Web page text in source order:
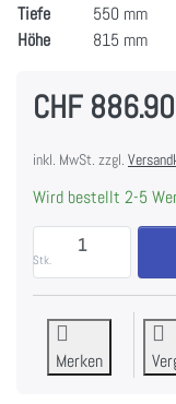
Tiefe
550 mm
Höhe
815 mm
CHF 886.90
inkl. MwSt. zzgl.
Wird bestellt 2-5
Stk.
Merken